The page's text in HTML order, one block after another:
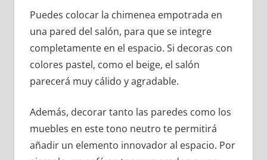
Puedes colocar la chimenea empotrada en
una pared del salón, para que se integre
completamente en el espacio. Si decoras con
colores pastel, como el beige, el salón
parecerá muy cálido y agradable.
Además, decorar tanto las paredes como los
muebles en este tono neutro te permitirá
añadir un elemento innovador al espacio. Por